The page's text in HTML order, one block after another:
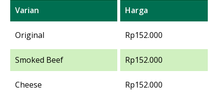
Varian Harga
Original Rp152.000
Smoked Beef Rp152.000
Cheese Rp152.000